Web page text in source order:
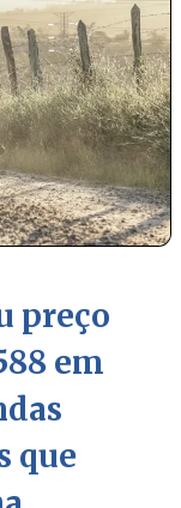
preço
em
que